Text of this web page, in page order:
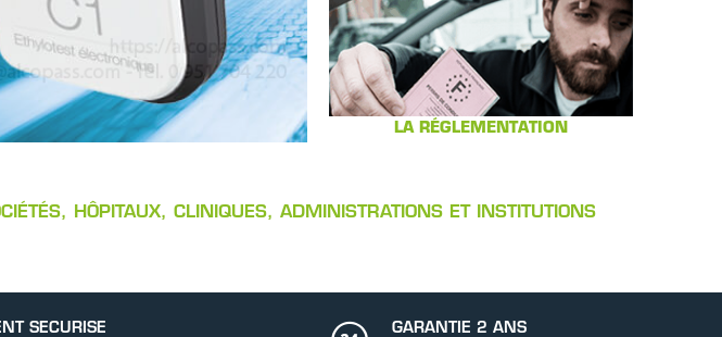
LA RÉGLEMENTATION
HÔPITAUX, CLINIQUES, ADMINISTRATIONS ET INSTITUTIONS
SECURISE GARANTIE 2 ANS